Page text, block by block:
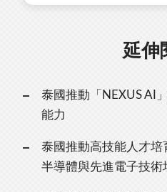
延伸
泰國推動「NEXUS AI
能力
泰國推動高技能人才
半導體與先進電子技術